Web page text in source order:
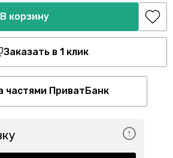
В корзину
Заказать в 1 клик
частями ПриватБанк